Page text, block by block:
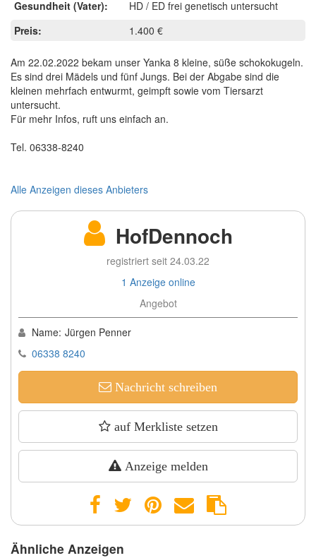
Gesundheit (Vater):
HD / ED frei genetisch untersucht
Preis:
1.400 €
Am 22.02.2022 bekam unser Yanka 8 kleine, süße schokokugeln.
Es sind drei Mädels und fünf Jungs. Bei der Abgabe sind die
kleinen mehrfach entwurmt, geimpft sowie vom Tiersarzt
untersucht.
Für mehr Infos, ruft uns einfach an.
Tel. 06338-8240
Alle Anzeigen dieses Anbieters
HofDennoch
registriert seit 24.03.22
1 Anzeige online
Angebot
Name: Jürgen Penner
06338 8240
Nachricht schreiben
auf Merkliste setzen
Anzeige melden
Ähnliche Anzeigen